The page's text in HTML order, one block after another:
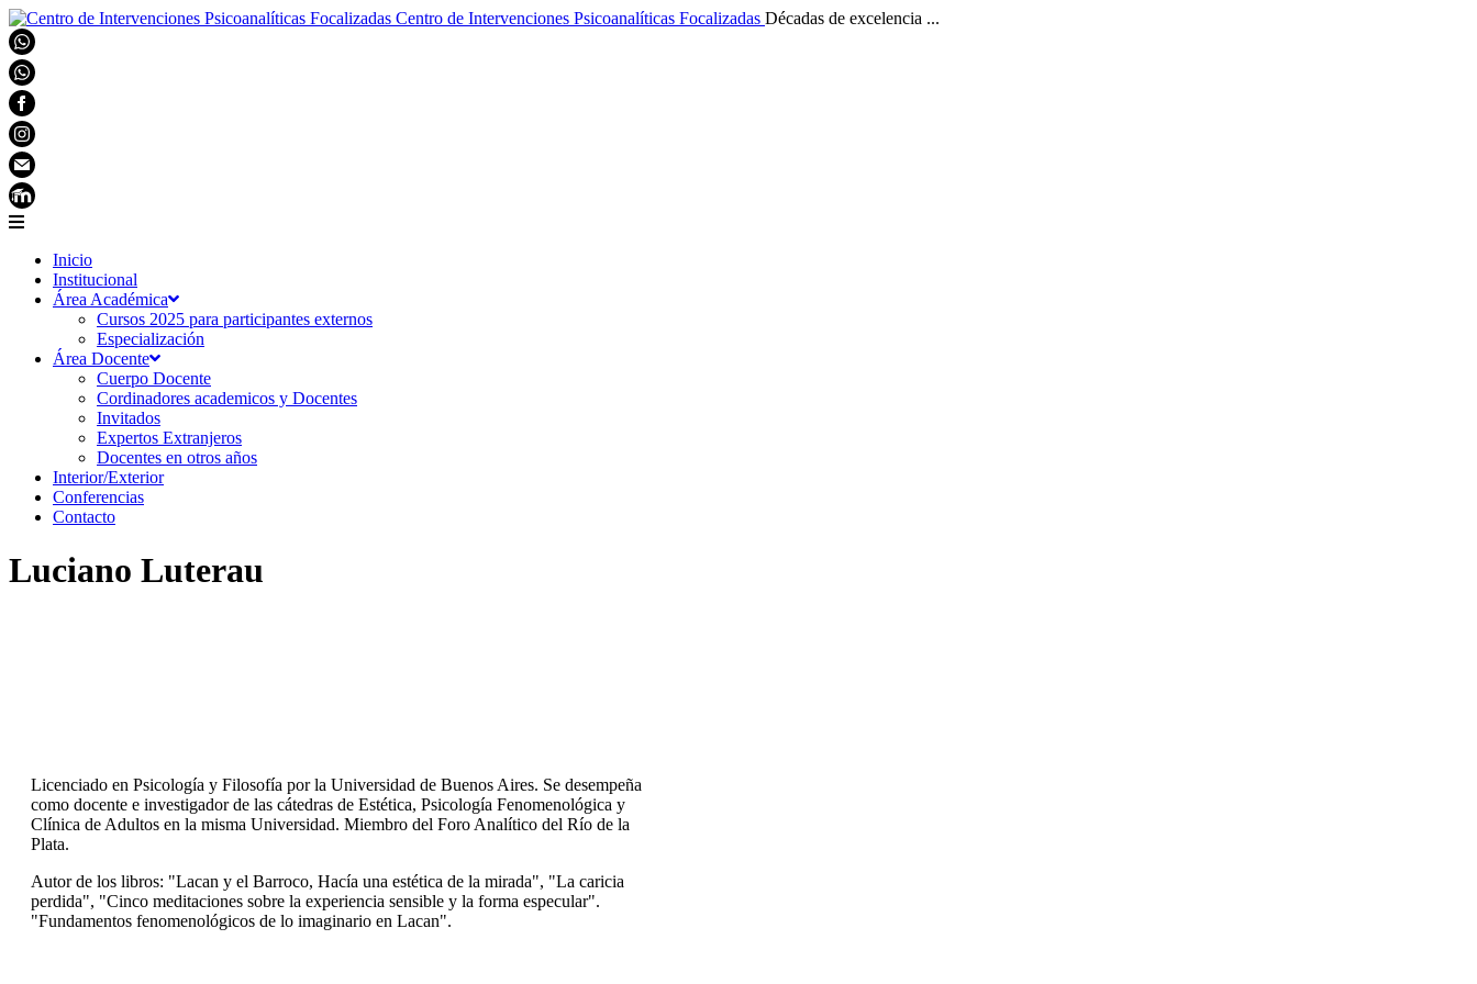
Centro de Intervenciones Psicoanalíticas Focalizadas Décadas de excelencia ...
Inicio
Institucional
Área Académica
Cursos 2025 para participantes externos
Especialización
Área Docente
Cuerpo Docente
Cordinadores academicos y Docentes
Invitados
Expertos Extranjeros
Docentes en otros años
Interior/Exterior
Conferencias
Contacto
Luciano Luterau
Licenciado en Psicología y Filosofía por la Universidad de Buenos Aires. Se desempeña
como docente e investigador de las cátedras de Estética, Psicología Fenomenológica y
Clínica de Adultos en la misma Universidad. Miembro del Foro Analítico del Río de la
Plata.
Autor de los libros: "Lacan y el Barroco, Hacía una estética de la mirada", "La caricia
perdida", "Cinco meditaciones sobre la experiencia sensible y la forma especular".
"Fundamentos fenomenológicos de lo imaginario en Lacan".